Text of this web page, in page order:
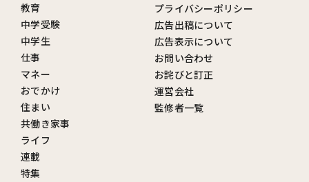
教育
中学受験
中学生
仕事
マネー
おでかけ
住まい
共働き家事
ライフ
連載
特集
プライバシーポリシー
広告出稿について
広告表示について
お問い合わせ
お詫びと訂正
運営会社
監修者一覧